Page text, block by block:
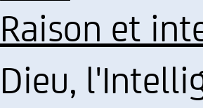
Raison et
Dieu,